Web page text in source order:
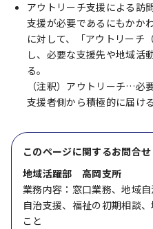
アウトリーチ支援による訪
支援が必要であるにもかか
に対して、「アウトリーチ
し、必要な支援先や地域活
る。
（注釈）アウトリーチ…必
支援者側から積極的に届け
このページに関するお問合せ
地域活躍部 高岡支所
業務内容：窓口業務、地域
自治支援、福祉の初期相談
こと